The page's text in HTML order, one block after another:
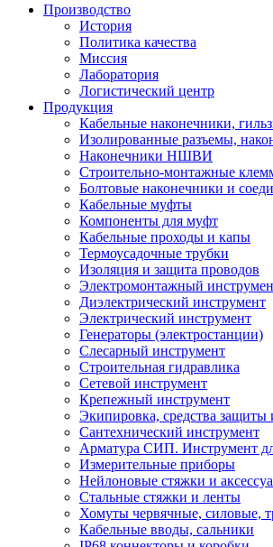
Производство
История
Политика качества
Миссия
Лаборатория
Логистический центр
Продукция
Кабельные наконечники,
Изолированные разъемы,
Наконечники НШВИ
Строительно-монтажные
Болтовые наконечники и
Кабельные муфты
Компоненты для муфт
Кабельные проходы и капы
Термоусадочные трубки
Изоляция и защита проводов
Электромонтажный
Диэлектрический инструмент
Электрический инструмент
Генераторы (электростанции)
Слесарный инструмент
Строительная гидравлика
Сетевой инструмент
Крепежный инструмент
Экипировка, средства защиты
Сантехнический инструмент
Арматура СИП. Инструмент
Измерительные приборы
Нейлоновые стяжки и
Стальные стяжки и ленты
Хомуты червячные, силовые,
Кабельные вводы, сальники